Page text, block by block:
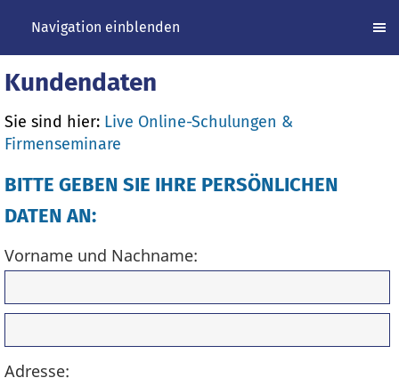
Navigation einblenden
Kundendaten
Sie sind hier: Live Online-Schulungen &
Firmenseminare
BITTE GEBEN SIE IHRE PERSÖNLICHEN
DATEN AN:
Vorname und Nachname:
Adresse: